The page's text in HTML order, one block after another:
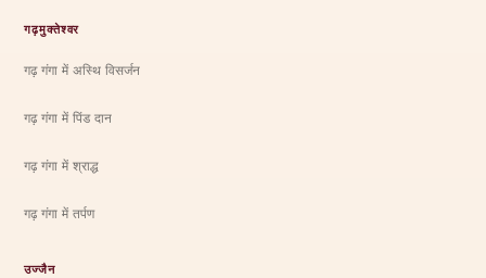
गढ़मुक्तेश्वर
गढ़ गंगा में अस्थि विसर्जन
गढ़ गंगा में पिंड दान
गढ़ गंगा में श्राद्ध
गढ़ गंगा में तर्पण
उज्जैन